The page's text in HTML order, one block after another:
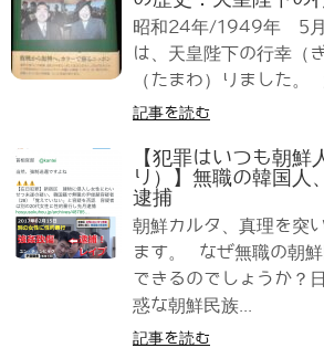
昭和24年/1949年 5月
は、天皇陛下の行幸（
（たまわ）りました。
記事を読む
【犯罪はいつも朝鮮
り）】無職の韓国人
逮捕
朝鮮カルタ、真理を突
ます。 なぜ無職の朝
できるのでしょうか？
惑な朝鮮民族...
記事を読む